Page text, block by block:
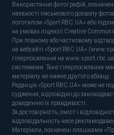
Використання фотографій,
наявності письмового дозволу
логотипом «Sport RBC.UA» або
на умовах ліцензії Creative
При повному або частковому
на вебсайті «Sport RBC.UA»
гіперпосилання на
системами. Таке гіперпосилання
матеріалу не нижче другого абзацу.
Редакція «Sport RBC.UA» може не
судження, відповідно до
доведенню їх правдивості.
За достовірність, зміст і
відповідальність несе
Матеріали, позначені плашками